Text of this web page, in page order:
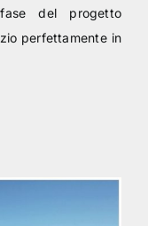
del progetto
perfettamente in